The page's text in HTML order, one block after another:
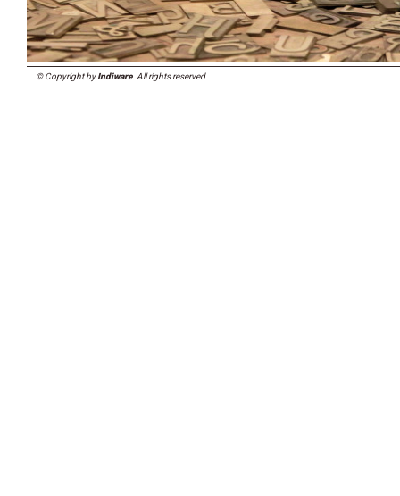
© Copyright byIndiware. All rights reserved.